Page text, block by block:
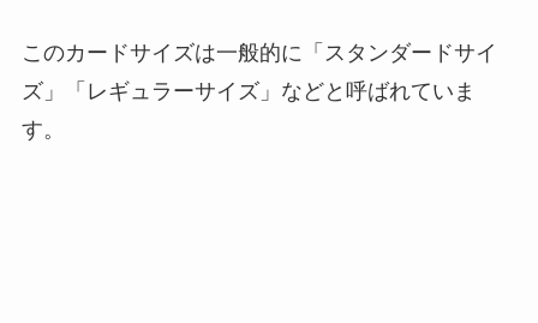
このカードサイズは一般的に「スタンダードサイ
ズ」「レギュラーサイズ」などと呼ばれていま
す。